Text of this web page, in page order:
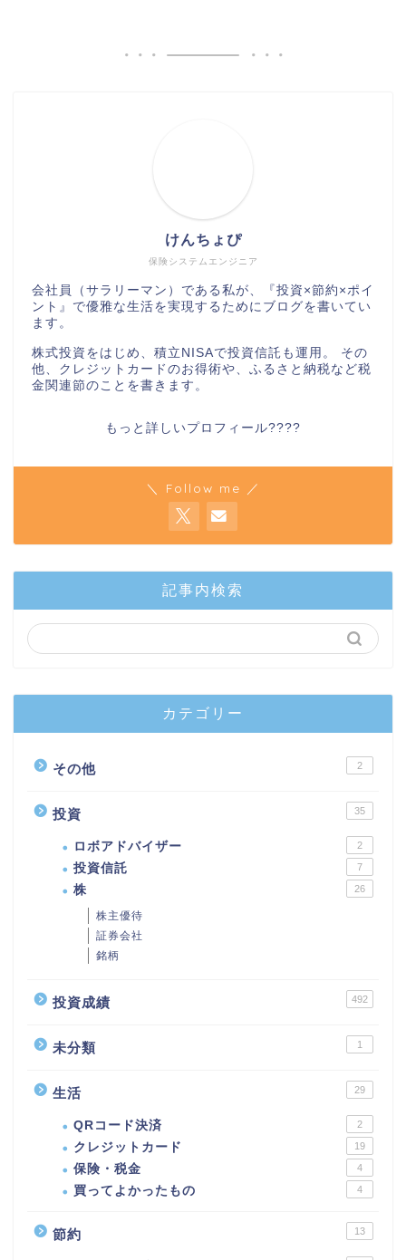
保険システムエンジニア
けんちょぴ
会社員（サラリーマン）である私が、『投資×節約×ポイ
ント』で優雅な生活を実現するためにブログを書いてい
ます。
株式投資をはじめ、積立NISAで投資信託も運用。 その
他、クレジットカードのお得術や、ふるさと納税など税
金関連節のことを書きます。
もっと詳しいプロフィール????
＼ Follow me ／
記事内検索
カテゴリー
その他 2
投資 35
ロボアドバイザー 2
投資信託 7
株 26
株主優待
証券会社
銘柄
投資成績 492
未分類 1
生活 29
QRコード決済 2
クレジットカード 19
保険・税金 4
買ってよかったもの 4
節約 13